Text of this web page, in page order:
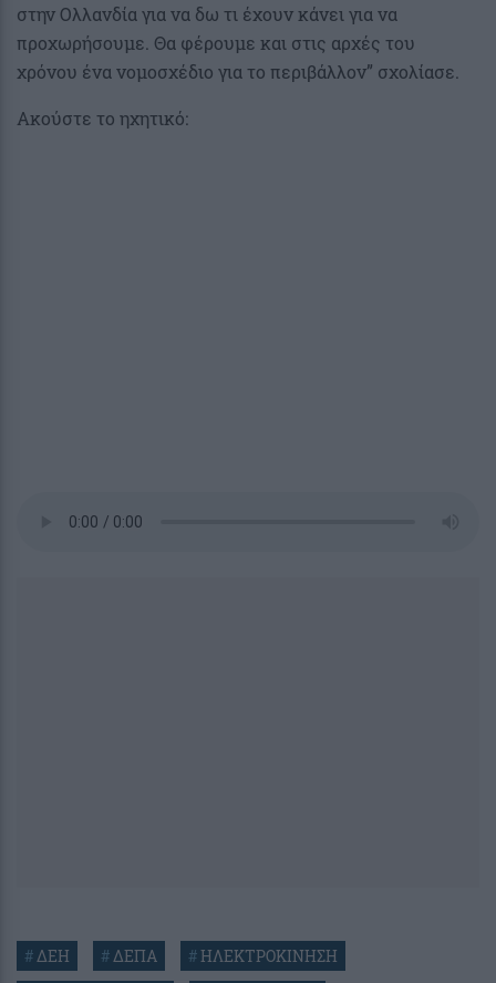
στην Ολλανδία για να δω τι έχουν κάνει για να
προχωρήσουμε. Θα φέρουμε και στις αρχές του
χρόνου ένα νομοσχέδιο για το περιβάλλον” σχολίασε.
Ακούστε το ηχητικό:
#ΔΕΗ #ΔΕΠΑ #ΗΛΕΚΤΡΟΚΙΝΗΣΗ